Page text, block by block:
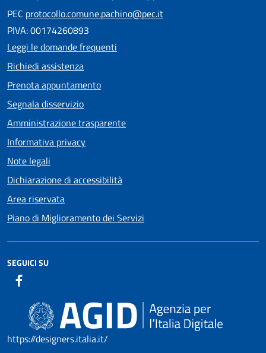
PEC protocollo.comune.pachino@pec.it
PIVA: 00174260893
Leggi le domande frequenti
Richiedi assistenza
Prenota appuntamento
Segnala disservizio
Amministrazione trasparente
Informativa privacy
Note legali
Dichiarazione di accessibilità
Area riservata
Piano di Miglioramento dei Servizi
SEGUICI SU
https://designers.italia.it/